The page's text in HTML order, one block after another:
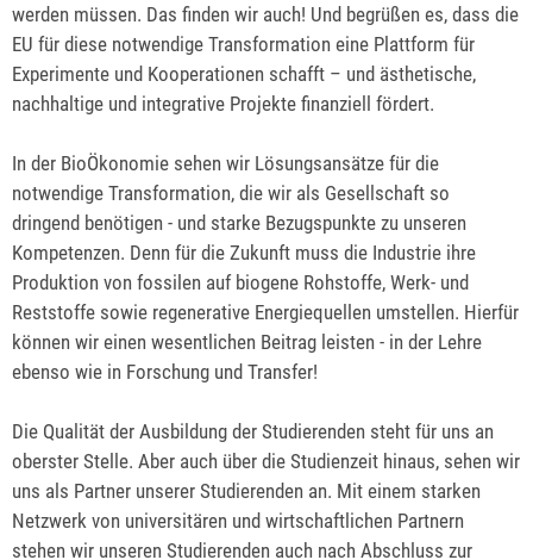
werden müssen. Das finden wir auch! Und begrüßen es, dass die
EU für diese notwendige Transformation eine Plattform für
Experimente und Kooperationen schafft – und ästhetische,
nachhaltige und integrative Projekte finanziell fördert.
In der BioÖkonomie sehen wir Lösungsansätze für die
notwendige Transformation, die wir als Gesellschaft so
dringend benötigen - und starke Bezugspunkte zu unseren
Kompetenzen. Denn für die Zukunft muss die Industrie ihre
Produktion von fossilen auf biogene Rohstoffe, Werk- und
Reststoffe sowie regenerative Energiequellen umstellen. Hierfür
können wir einen wesentlichen Beitrag leisten - in der Lehre
ebenso wie in Forschung und Transfer!
Die Qualität der Ausbildung der Studierenden steht für uns an
oberster Stelle. Aber auch über die Studienzeit hinaus, sehen wir
uns als Partner unserer Studierenden an. Mit einem starken
Netzwerk von universitären und wirtschaftlichen Partnern
stehen wir unseren Studierenden auch nach Abschluss zur